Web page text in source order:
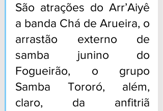
São atrações do Arr’Aiyê
a banda Chá de Arueira, o
arrastão externo de
samba junino do
Fogueirão, o grupo
Samba Tororó, além,
claro, da anfitriã